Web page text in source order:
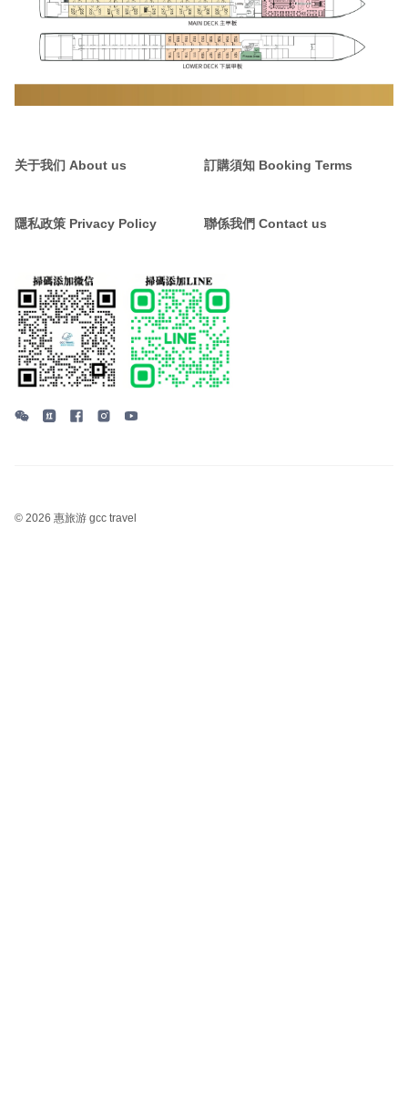
关于我们 About us 訂購須知 Booking Terms
隱私政策 Privacy Policy 聯係我們 Contact us
© 2026 惠旅游 gcc travel